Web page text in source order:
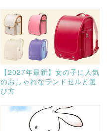
【2027年最新】女の子に人気
のおしゃれなランドセルと選
び方